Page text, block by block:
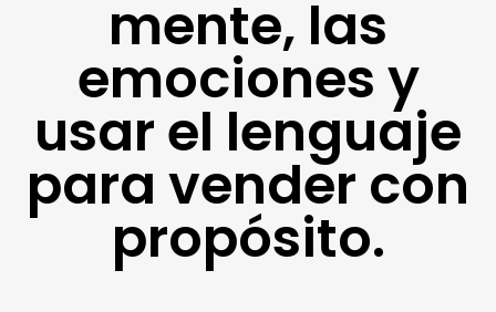
mente, las
emociones y
usar el lenguaje
para vender con
propósito.